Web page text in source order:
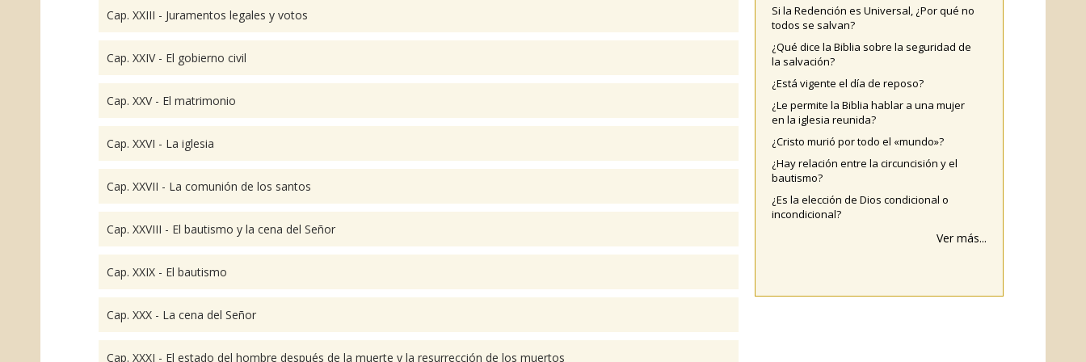
Cap. XXIII - Juramentos legales y votos
Cap. XXIV - El gobierno civil
Cap. XXV - El matrimonio
Cap. XXVI - La iglesia
Cap. XXVII - La comunión de los santos
Cap. XXVIII - El bautismo y la cena del Señor
Cap. XXIX - El bautismo
Cap. XXX - La cena del Señor
Cap. XXXI - El estado del hombre después de la muerte y la resurrección de los muertos
Si la Redención es Universal, ¿Por qué no
todos se salvan?
¿Qué dice la Biblia sobre la seguridad de
la salvación?
¿Está vigente el día de reposo?
¿Le permite la Biblia hablar a una mujer
en la iglesia reunida?
¿Cristo murió por todo el «mundo»?
¿Hay relación entre la circuncisión y el
bautismo?
¿Es la elección de Dios condicional o
incondicional?
Ver más...